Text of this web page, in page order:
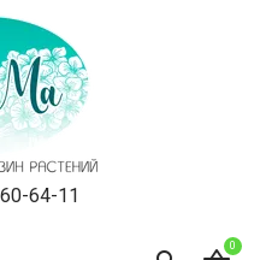
64-11
0